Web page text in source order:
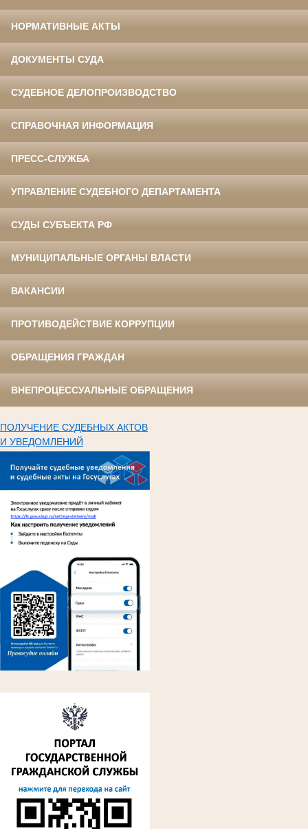
НОРМАТИВНЫЕ АКТЫ
ДОКУМЕНТЫ СУДА
СУДЕБНОЕ ДЕЛОПРОИЗВОДСТВО
СПРАВОЧНАЯ ИНФОРМАЦИЯ
ПРЕСС-СЛУЖБА
УПРАВЛЕНИЕ СУДЕБНОГО ДЕПАРТАМЕНТА
СУДЫ СУБЪЕКТА РФ
МУНИЦИПАЛЬНЫЕ ОРГАНЫ ВЛАСТИ
ВАКАНСИИ
ПРОТИВОДЕЙСТВИЕ КОРРУПЦИИ
ОБРАЩЕНИЯ ГРАЖДАН
ВНЕПРОЦЕССУАЛЬНЫЕ ОБРАЩЕНИЯ
ПОЛУЧЕНИЕ СУДЕБНЫХ АКТОВ
И УВЕДОМЛЕНИЙ